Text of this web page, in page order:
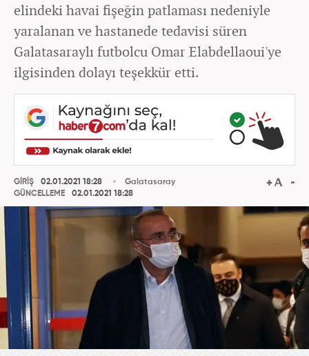
elindeki havai fişeğin patlaması nedeniyle
yaralanan ve hastanede tedavisi süren
Galatasaraylı futbolcu Omar Elabdellaoui'ye
ilgisinden dolayı teşekkür etti.
GİRİŞ
02.01.2021 18:28
GÜNCELLEME
02.01.2021 18:28
Galatasaray